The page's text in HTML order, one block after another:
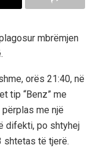
mbrëmjen
orës 21:40, në
tip “Benz” me
me një
difekti, po shtyhej
shtetas të tjerë.